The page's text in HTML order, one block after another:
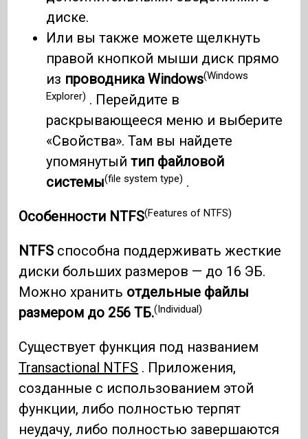
диске.
Или вы также можете щелкнуть
правой кнопкой мыши диск прямо
из проводника Windows(Windows
Explorer) . Перейдите в
раскрывающееся меню и выберите
«Свойства». Там вы найдете
упомянутыйтип файловой
системы(file system type) .
Особенности NTFS(Features of NTFS)
NTFS способна поддерживать жесткие
диски больших размеров — до 16 ЭБ.
Можно хранить отдельные файлы
размером до 256 ТБ.(Individual)
Существует функция под названием
Transactional NTFS . Приложения,
созданные с использованием этой
функции, либо полностью терпят
неудачу, либо полностью завершаются